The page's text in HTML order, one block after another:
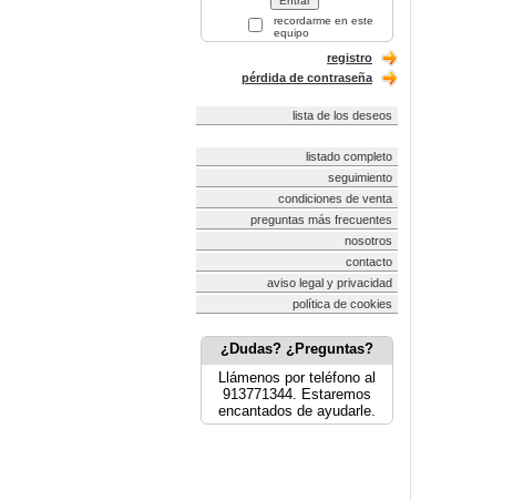
recordarme en este
equipo
registro
pérdida de contraseña
lista de los deseos
listado completo
seguimiento
condiciones de venta
preguntas más frecuentes
nosotros
contacto
aviso legal y privacidad
política de cookies
¿Dudas? ¿Preguntas?
Llámenos por teléfono al
913771344. Estaremos
encantados de ayudarle.